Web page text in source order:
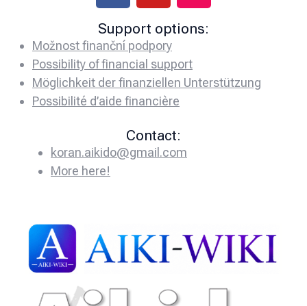
Support options:
Možnost finanční podpory
Possibility of financial support
Möglichkeit der finanziellen Unterstützung
Possibilité d’aide financière
Contact:
koran.aikido@gmail.com
More here!